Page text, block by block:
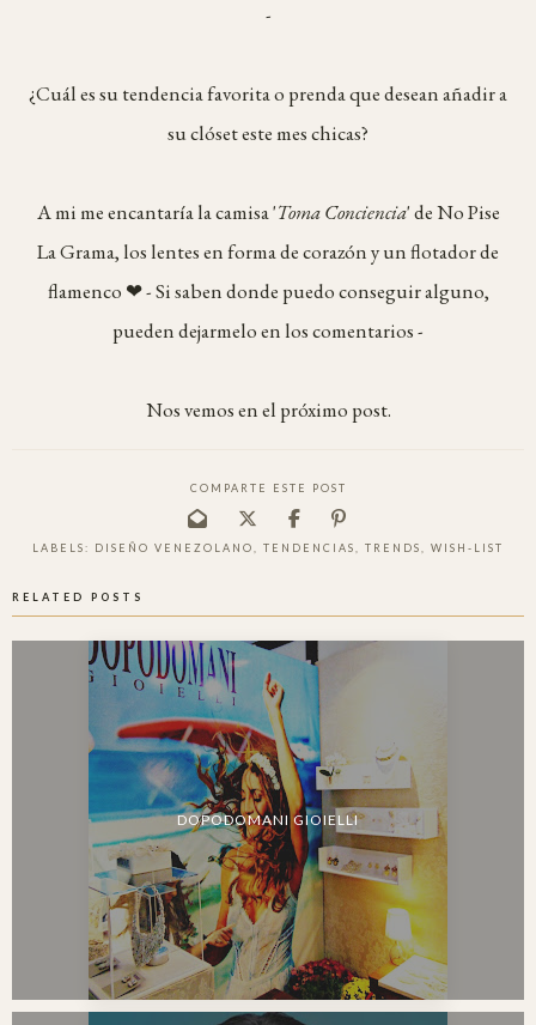
-
¿Cuál es su tendencia favorita o prenda que desean añadir a
su clóset este mes chicas?
A mi me encantaría lacamisa 'Toma Conciencia'de No Pise
La Grama, los lentes en forma de corazón y un flotador de
flamenco ❤ - Si saben donde puedo conseguir alguno,
pueden dejarmelo en los comentarios -
Nos vemos en el próximo post.
COMPARTE ESTE POST
LABELS: DISEÑO VENEZOLANO TENDENCIAS TRENDS WISH-LIST
RELATED POSTS
DOPODOMANI GIOIELLI